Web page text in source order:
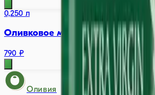
0,250 л
Оливковое масло Basso Extra
790 ₽
Оливия